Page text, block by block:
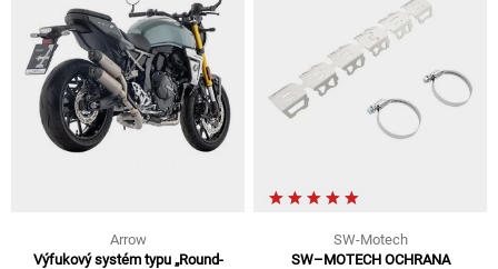
Arrow
Výfukový systém typu „Round-
SW-Motech
SW–MOTECH OCHRANA